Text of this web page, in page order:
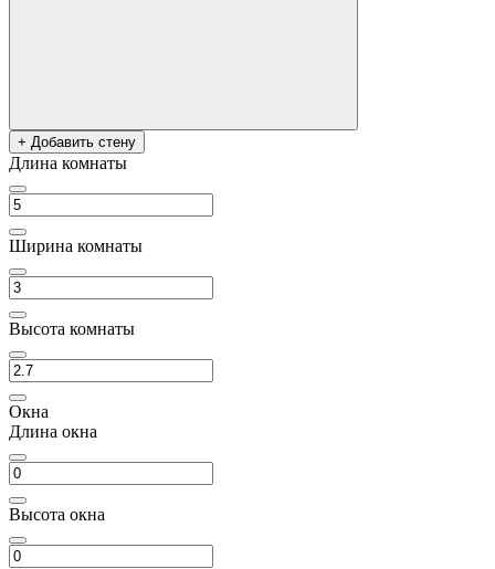
+ Добавить стену
Длина комнаты
Ширина комнаты
Высота комнаты
Окна
Длина окна
Высота окна